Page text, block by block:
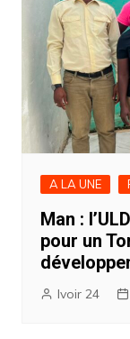
A LA UNE
Man :
pour un
Ivoir 24